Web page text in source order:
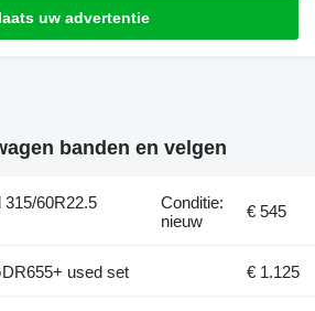
uw advertentie
banden en velgen
315/60R22.5
Conditie:
nieuw
€ 545
used set € 1.125